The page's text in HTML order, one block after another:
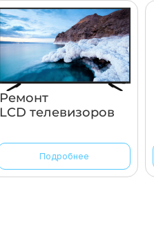
Ремонт
LCD телевизоров
Подробнее